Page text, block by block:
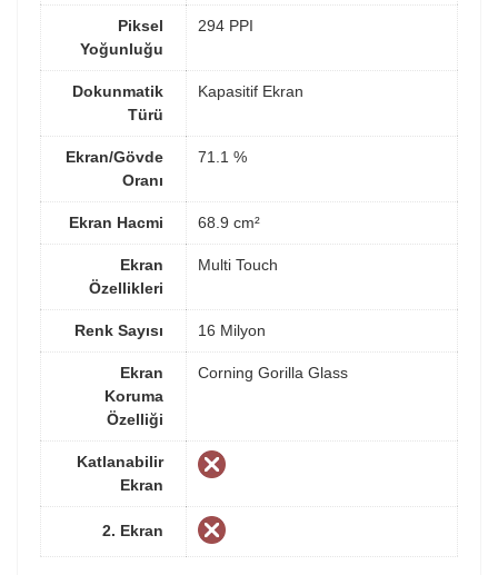
Piksel
Yoğunluğu
294 PPI
Dokunmatik
Türü
Kapasitif Ekran
Ekran/Gövde
Oranı
71.1 %
Ekran Hacmi 68.9 cm²
Ekran
Özellikleri
Multi Touch
Renk Sayısı 16 Milyon
Ekran
Koruma
Özelliği
Corning Gorilla Glass
Katlanabilir
Ekran
2. Ekran